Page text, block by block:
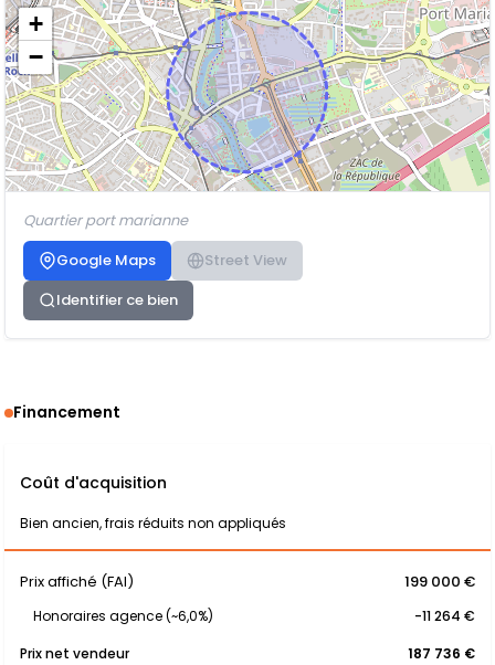
+
−
Quartier port marianne
Google Maps
Street View
Identifier ce bien
Financement
Coût d'acquisition
Bien ancien, frais réduits non appliqués
Prix affiché (FAI) 199 000 €
Honoraires agence (~6,0%)
-11 264 €
Prix net vendeur
187 736 €